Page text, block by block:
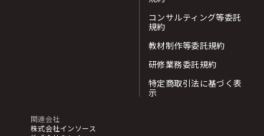
コンサルティング等委託
規約
教材制作等委託規約
研修業務委託規約
特定商取引法に基づく表
示
関連会社
株式会社インソース